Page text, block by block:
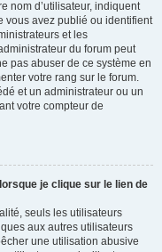
nom d’utilisateur, indiquent
vous avez publié ou identifient
et les
du forum peut
pas abuser de ce système en
votre rang sur le forum.
et un administrateur ou un
votre compteur de
je clique sur le lien de
seuls les utilisateurs
aux autres utilisateurs
une utilisation abusive